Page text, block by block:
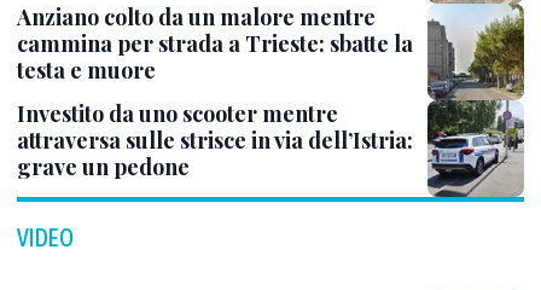
Anziano colto da un malore mentre
cammina per strada a Trieste: sbatte la
testa e muore
Investito da uno scooter mentre
attraversa sulle strisce in via dell’Istria:
grave un pedone
VIDEO